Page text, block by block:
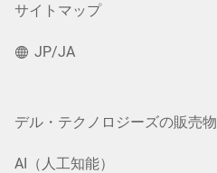
サイトマップ
JP/JA
デル・テクノロジーズの販売物
AI（人工知能）